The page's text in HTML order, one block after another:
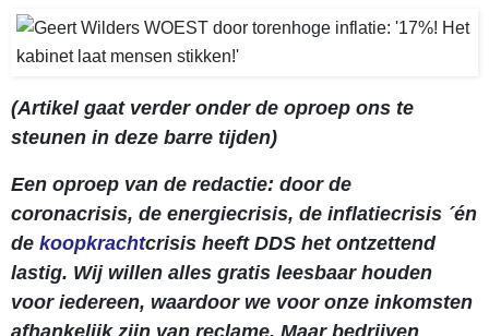
(Artikel gaat verder onder de oproep ons te
steunen in deze barre tijden)
Een oproep van de redactie: door de
coronacrisis, de energiecrisis, de inflatiecrisis ´én
de koopkrachtcrisis heeft DDS het ontzettend
lastig. Wij willen alles gratis leesbaar houden
voor iedereen, waardoor we voor onze inkomsten